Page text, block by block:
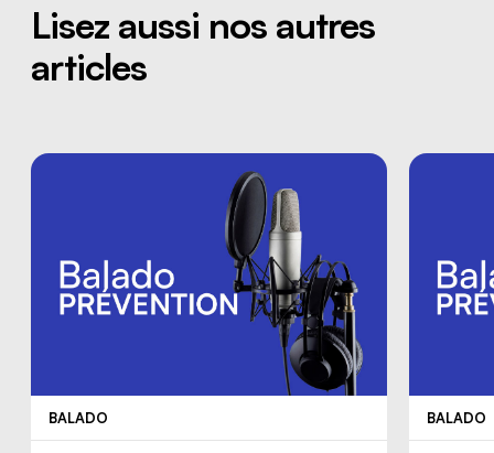
Lisez aussi nos autres
articles
BALADO BALADO